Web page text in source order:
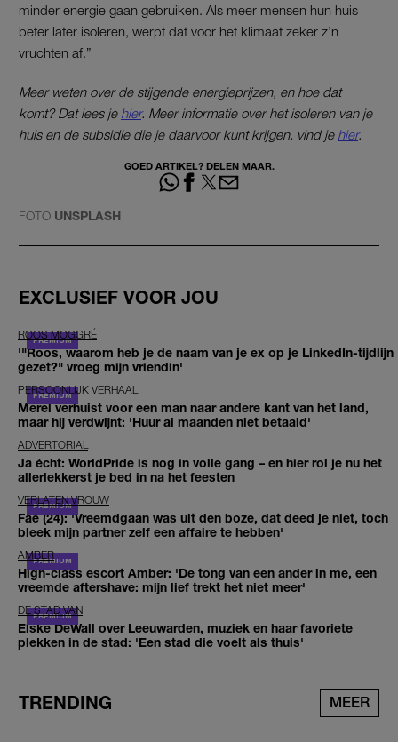
minder energie gaan gebruiken. Als meer mensen hun huis
beter later isoleren, werpt dat voor het klimaat zeker z’n
vruchten af.”
Meer weten over de stijgende energieprijzen, en hoe dat
komt? Dat lees je hier. Meer informatie over het isoleren van je
huis en de subsidie die je daarvoor kunt krijgen, vind je hier.
GOED ARTIKEL? DELEN MAAR.
FOTO UNSPLASH
EXCLUSIEF VOOR JOU
ROOS MOGGRÉ
'"Roos, waarom heb je de naam van je ex op je LinkedIn-tijdlijn
gezet?" vroeg mijn vriendin'
PERSOONLIJK VERHAAL
Merel verhuist voor een man naar andere kant van het land,
maar hij verdwijnt: 'Huur al maanden niet betaald'
ADVERTORIAL
Ja écht: WorldPride is nog in volle gang – en hier rol je nu het
allerlekkerst je bed in na het feesten
VERLATEN VROUW
Fae (24): 'Vreemdgaan was uit den boze, dat deed je niet, toch
bleek mijn partner zelf een affaire te hebben'
AMBER
High-class escort Amber: 'De tong van een ander in me, een
vreemde aftershave: mijn lief trekt het niet meer'
DE STAD VAN
Elske DeWall over Leeuwarden, muziek en haar favoriete
plekken in de stad: 'Een stad die voelt als thuis'
TRENDING MEER